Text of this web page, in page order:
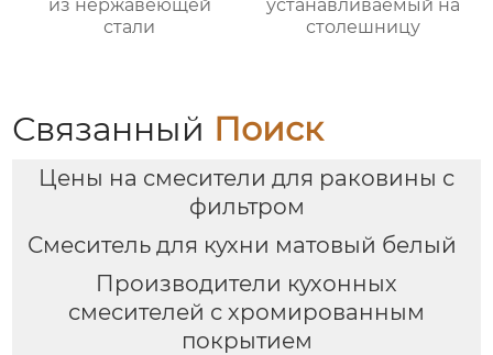
из нержавеющей
стали
устанавливаемый на
столешницу
Связанный Поиск
Цены на смесители для раковины с
фильтром
Смеситель для кухни матовый белый
Производители кухонных
смесителей с хромированным
покрытием